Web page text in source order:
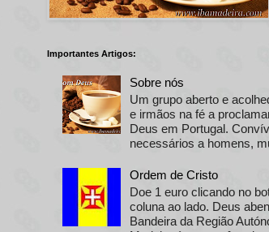
Importantes Artigos:
Sobre nós
Um grupo aberto e
e irmãos na fé a
Deus em Portugal.
necessários a homens,
Ordem de Cristo
Doe 1 euro clicando no
coluna ao lado. Deus
Bandeira da Região